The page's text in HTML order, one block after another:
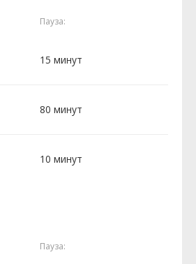
Пауза:
15 минут
80 минут
10 минут
Пауза: